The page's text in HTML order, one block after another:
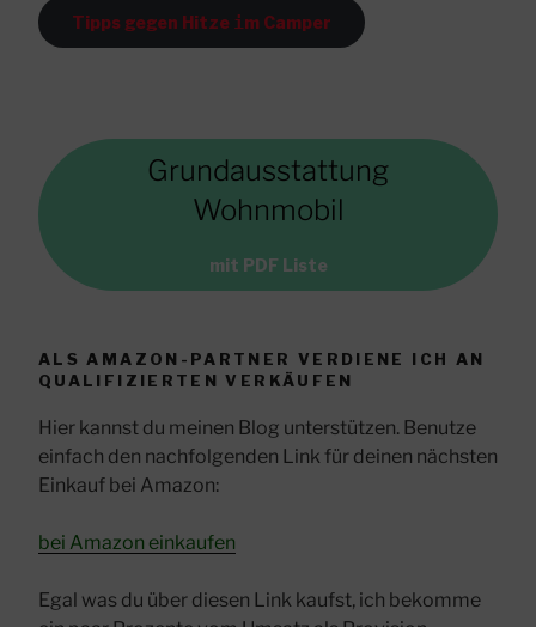
Tipps gegen Hitze i m Camper
Grundausstattung
Wohnmobil
mit PDF Liste
ALS AMAZON-PARTNER VERDIENE ICH AN
QUALIFIZIERTEN VERKÄUFEN
Hier kannst du meinen Blog unterstützen. Benutze
einfach den nachfolgenden Link für deinen nächsten
Einkauf bei Amazon:
bei Amazon einkaufen
Egal was du über diesen Link kaufst, ich bekomme